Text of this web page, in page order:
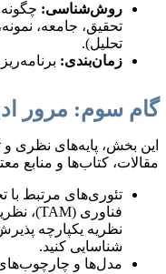
روش‌شناسی:
تحقیق، جامعه،
تحلیل).
زمان‌بندی:
گام سوم: مرور
این بخش، پایه‌های نظری
مقالات، کتاب‌ها و منابع
تئوری‌های مرتبط با
شناسایی کنید.
مدل‌ها و چارچوب‌های